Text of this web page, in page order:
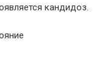
кандидоз.